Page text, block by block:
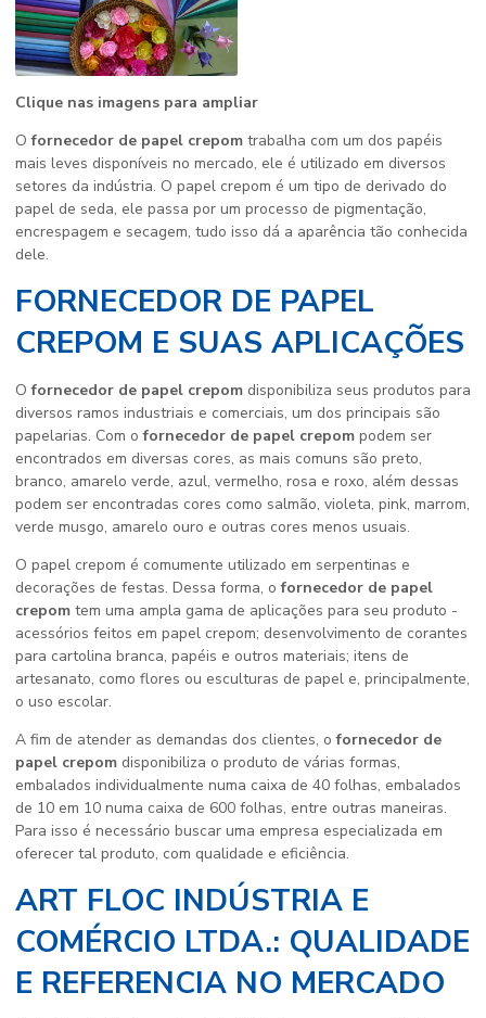
Clique nas imagens para ampliar
Ofornecedor de papel crepom trabalha com um dos papéis
mais leves disponíveis no mercado, ele é utilizado em diversos
setores da indústria. O papel crepom é um tipo de derivado do
papel de seda, ele passa por um processo de pigmentação,
encrespagem e secagem, tudo isso dá a aparência tão conhecida
dele.
FORNECEDOR DE PAPEL
CREPOM E SUAS APLICAÇÕES
Ofornecedor de papel crepom disponibiliza seus produtos para
diversos ramos industriais e comerciais, um dos principais são
papelarias. Com ofornecedor de papel crepom podem ser
encontrados em diversas cores, as mais comuns são preto,
branco, amarelo verde, azul, vermelho, rosa e roxo, além dessas
podem ser encontradas cores como salmão, violeta, pink, marrom,
verde musgo, amarelo ouro e outras cores menos usuais.
O papel crepom é comumente utilizado em serpentinas e
decorações de festas. Dessa forma, ofornecedor de papel
crepom tem uma ampla gama de aplicações para seu produto -
acessórios feitos em papel crepom; desenvolvimento de corantes
para cartolina branca, papéis e outros materiais; itens de
artesanato, como flores ou esculturas de papel e, principalmente,
o uso escolar.
A fim de atender as demandas dos clientes, ofornecedor de
papel crepom disponibiliza o produto de várias formas,
embalados individualmente numa caixa de 40 folhas, embalados
de 10 em 10 numa caixa de 600 folhas, entre outras maneiras.
Para isso é necessário buscar uma empresa especializada em
oferecer tal produto, com qualidade e eficiência.
ART FLOC INDÚSTRIA E
COMÉRCIO LTDA.: QUALIDADE
E REFERENCIA NO MERCADO